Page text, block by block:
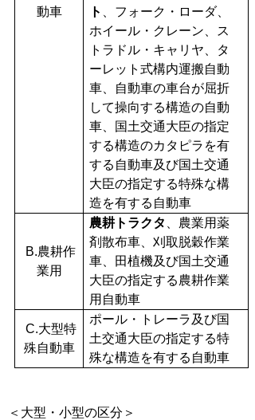
動車
ト
、フォーク・ローダ、
ホイール・クレーン、ス
トラドル・キャリヤ、タ
ーレット式構内運搬自動
車、自動車の車台が屈折
して操向する構造の自動
車、国土交通大臣の指定
する構造のカタピラを有
する自動車及び国土交通
大臣の指定する特殊な構
造を有する自動車
B.農耕作
業用
農耕トラクタ
、農業用薬
剤散布車、刈取脱穀作業
車、田植機及び国土交通
大臣の指定する農耕作業
用自動車
C.大型特
殊自動車
ポール・トレーラ及び国
土交通大臣の指定する特
殊な構造を有する自動車
＜大型・小型の区分＞